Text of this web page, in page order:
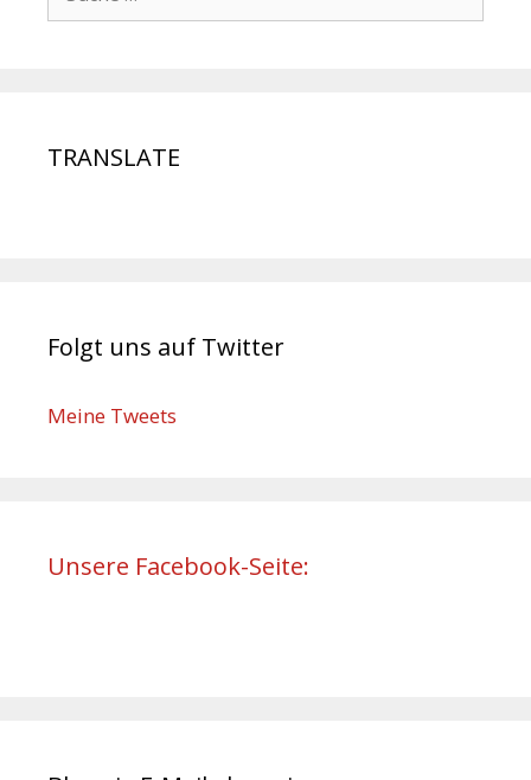
TRANSLATE
Folgt uns auf Twitter
Meine Tweets
Unsere Facebook-Seite: